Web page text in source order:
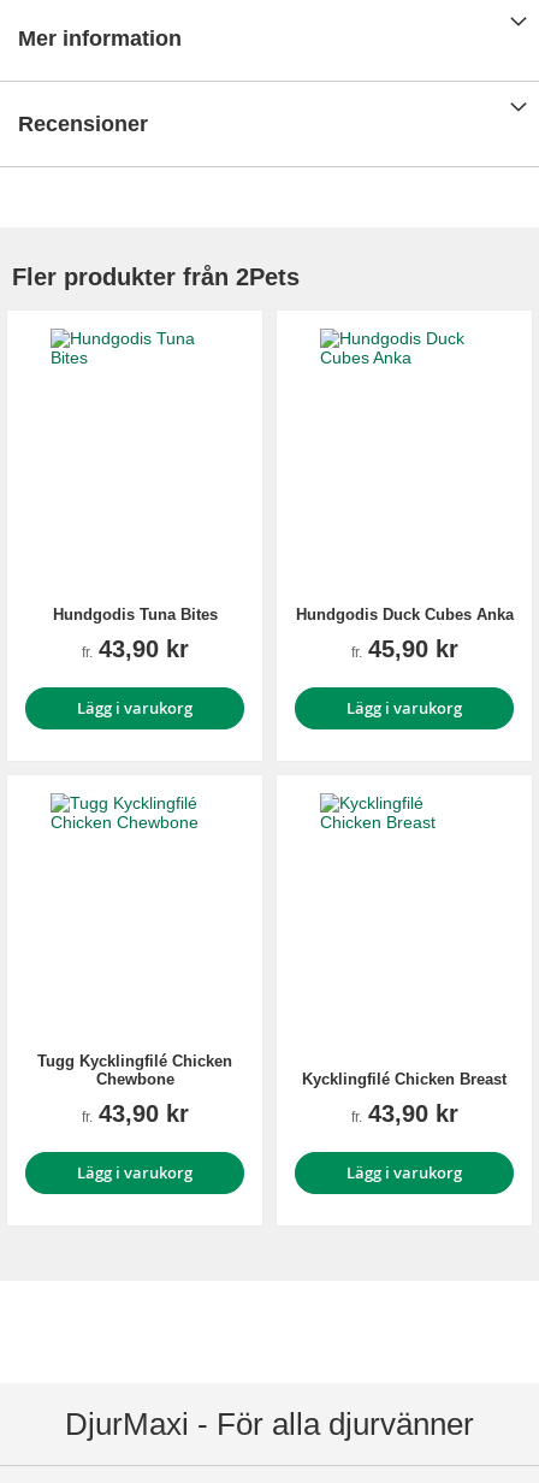
Mer information
Recensioner
Fler produkter från 2Pets
Hundgodis Tuna Bites
fr. 43,90 kr
Lägg i varukorg
Hundgodis Duck Cubes Anka
fr. 45,90 kr
Lägg i varukorg
Tugg Kycklingfilé Chicken
Chewbone
fr. 43,90 kr
Lägg i varukorg
Kycklingfilé Chicken Breast
fr. 43,90 kr
Lägg i varukorg
DjurMaxi - För alla djurvänner